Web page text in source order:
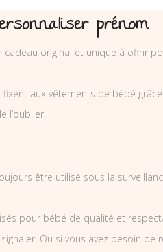
prénom
original et unique à offrir
aux vêtements de bébé
l’oublier.
être utilisé sous la
pour bébé de qualité et
Ou si vous avez besoin